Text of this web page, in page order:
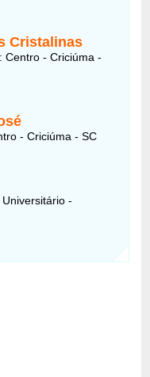
Cristalinas
Centro - Criciúma -
- Criciúma - SC
-